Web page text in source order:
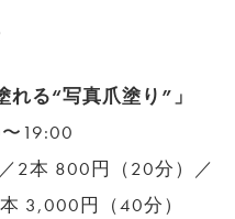
る“写真爪塗り”」
19:00
2本 800円（20分）／
3,000円（40分）